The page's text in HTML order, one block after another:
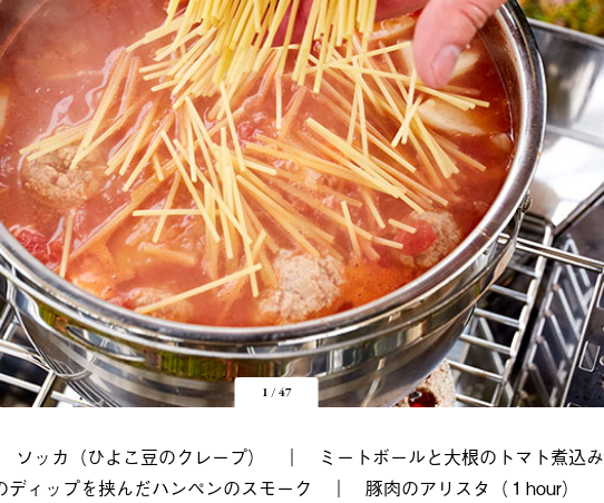
1/47
ソッカ（ひよこ豆のクレープ） ｜ ミートボールと大根のトマト煮込み
ディップを挟んだハンペンのスモーク ｜ 豚肉のアリスタ（１hour）